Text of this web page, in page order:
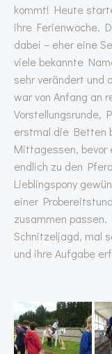
kommt! Heute
ihre Ferienwoche.
dabei – eher eine
viele bekannte
sehr verändert und
war von Anfang an
Vorstellungsrunde,
erstmal die Betten
Mittagessen, bevor
endlich zu den
Lieblingspony
einer
zusammen
Schnitzeljagd, mal
und ihre Aufgabe